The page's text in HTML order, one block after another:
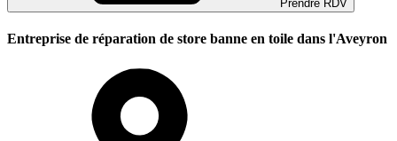
Prendre RDV
Entreprise de réparation de store banne en toile dans l'Aveyron